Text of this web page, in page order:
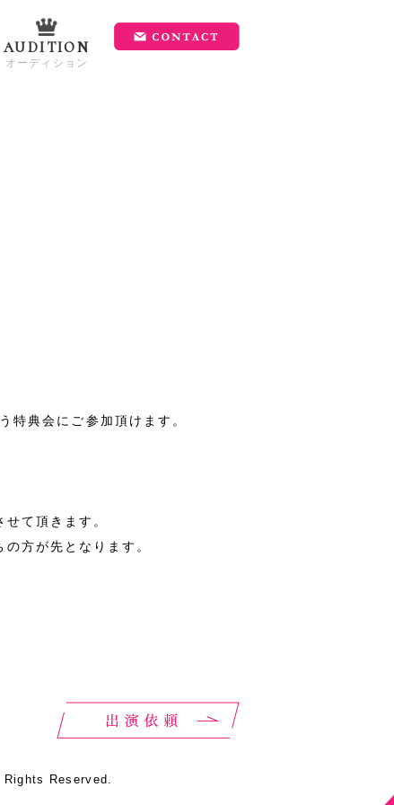
AUDITION
オーディション
特典会にご参加頂けます。
せて頂きます。
方が先となります。
Reserved.